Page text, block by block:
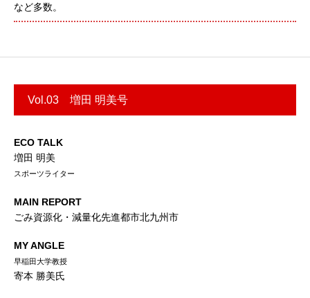
など多数。
Vol.03 増田 明美号
ECO TALK
増田 明美
スポーツライター
MAIN REPORT
ごみ資源化・減量化先進都市北九州市
MY ANGLE
早稲田大学教授
寄本 勝美氏